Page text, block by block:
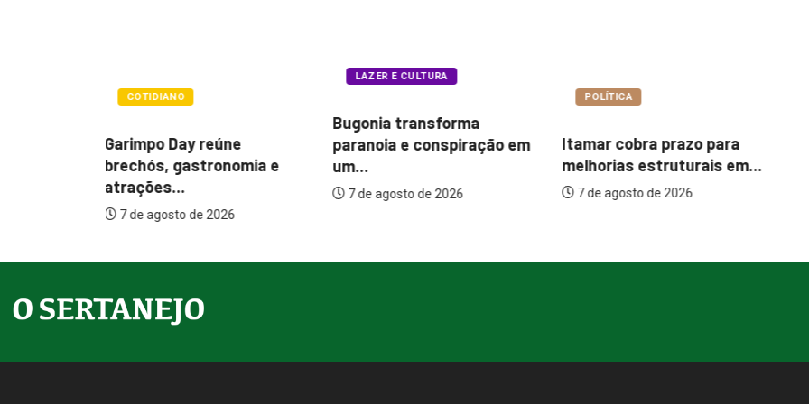
paranoia e conspiração em
um...
7 de agosto de 2026
Itamar cobra prazo para
melhorias estruturais em...
7 de agosto de 2026
COTIDIANO
Garimpo Day reúne
brechós, gastronomia e
atrações...